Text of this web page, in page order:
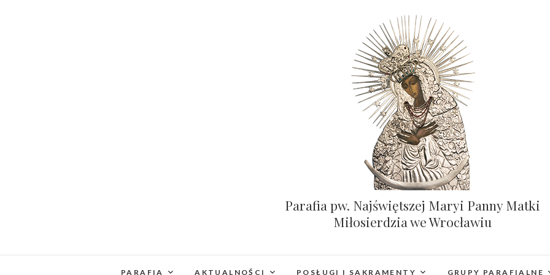
Parafia pw. Najświętszej Maryi Panny Matki
Miłosierdzia we Wrocławiu
PARAFIA AKTUALNOŚCI POSŁUGI I SAKRAMENTY GRUPY PARAFIALNE